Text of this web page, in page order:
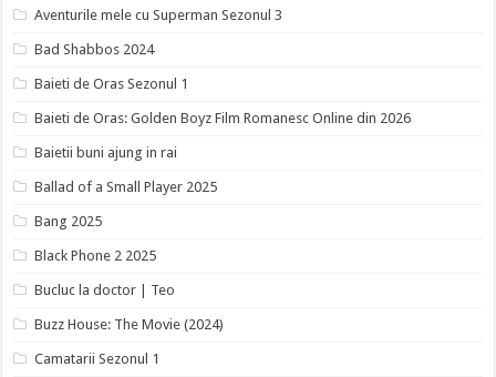
Aventurile mele cu Superman Sezonul 3
Bad Shabbos 2024
Baieti de Oras Sezonul 1
Baieti de Oras: Golden Boyz Film Romanesc Online din 2026
Baietii buni ajung in rai
Ballad of a Small Player 2025
Bang 2025
Black Phone 2 2025
Bucluc la doctor | Teo
Buzz House: The Movie (2024)
Camatarii Sezonul 1